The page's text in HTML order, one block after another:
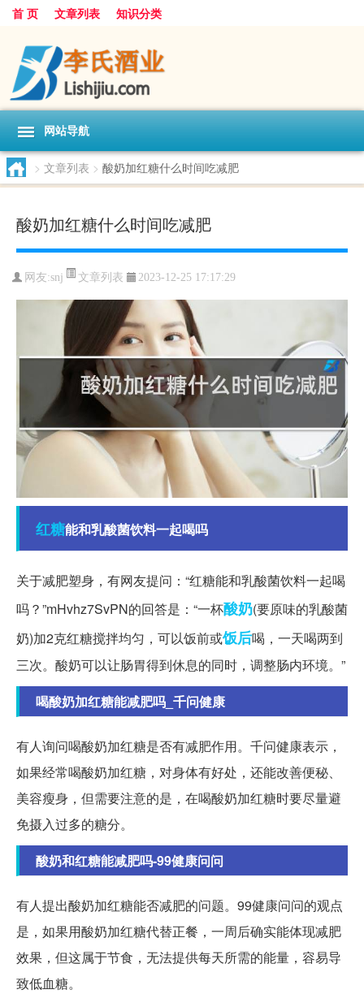
首 页 文章列表 知识分类
网站导航
> 文章列表 > 酸奶加红糖什么时间吃减肥
酸奶加红糖什么时间吃减肥
网友:snj 文章列表 2023-12-25 17:17:29
红糖能和乳酸菌饮料一起喝吗
关于减肥塑身，有网友提问：“红糖能和乳酸菌饮料一起喝
吗？”mHvhz7SvPN的回答是：“一杯酸奶(要原味的乳酸菌
奶)加2克红糖搅拌均匀，可以饭前或饭后喝，一天喝两到
三次。酸奶可以让肠胃得到休息的同时，调整肠内环境。”
喝酸奶加红糖能减肥吗_千问健康
有人询问喝酸奶加红糖是否有减肥作用。千问健康表示，
如果经常喝酸奶加红糖，对身体有好处，还能改善便秘、
美容瘦身，但需要注意的是，在喝酸奶加红糖时要尽量避
免摄入过多的糖分。
酸奶和红糖能减肥吗-99健康问问
有人提出酸奶加红糖能否减肥的问题。99健康问问的观点
是，如果用酸奶加红糖代替正餐，一周后确实能体现减肥
效果，但这属于节食，无法提供每天所需的能量，容易导
致低血糖。